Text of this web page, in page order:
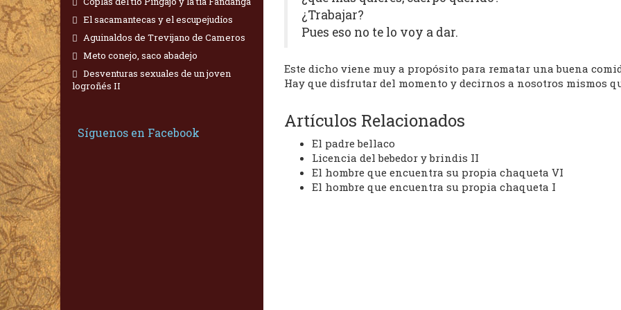
El sacamantecas y el escupejudíos
Aguinaldos de Trevijano de Cameros
Meto conejo, saco abadejo
Desventuras sexuales de un joven
logroñés II
Síguenos en Facebook
¿Trabajar?
Pues eso no te lo voy a dar.
Este dicho viene muy a propósito para rematar una buena
Hay que disfrutar del momento y decirnos a nosotros mismos
Artículos Relacionados
El padre bellaco
Licencia del bebedor y brindis II
El hombre que encuentra su propia chaqueta VI
El hombre que encuentra su propia chaqueta I